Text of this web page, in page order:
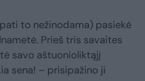
to nežinodama) pasiekė
Prieš tris savaites
savo aštuonioliktąjį
sena! – prisipažino ji